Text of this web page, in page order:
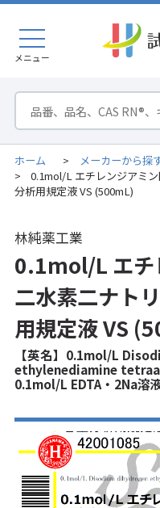
メニュー
ホーム > メーカーから探
>
0.1mol/L エチレンジアミ
分析用規定液 VS (500mL)
林純薬工業
0.1mol/L エチ
二水素二ナト
用規定液 VS
【英名】0.1mol/L
ethylenediamine
0.1mol/L EDTA・2Na溶